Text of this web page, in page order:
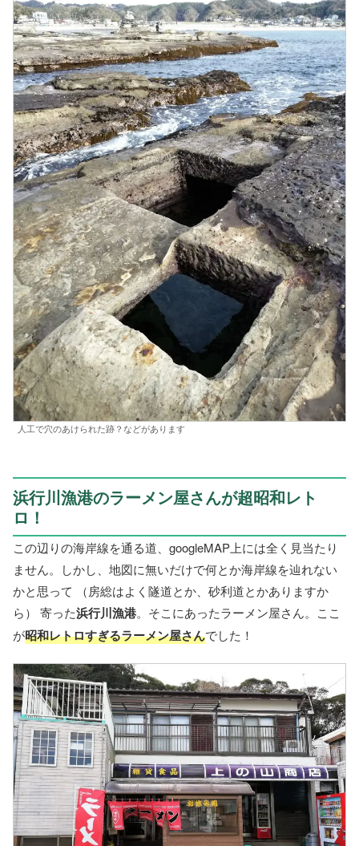
人工で穴のあけられた跡？などがあります
浜行川漁港のラーメン屋さんが超昭和レト
ロ！
この辺りの海岸線を通る道、googleMAP上には全く見当たり
ません。しかし、地図に無いだけで何とか海岸線を辿れない
かと思って （房総はよく隧道とか、砂利道とかありますか
ら） 寄った浜行川漁港。そこにあったラーメン屋さん。ここ
が昭和レトロすぎるラーメン屋さんでした！